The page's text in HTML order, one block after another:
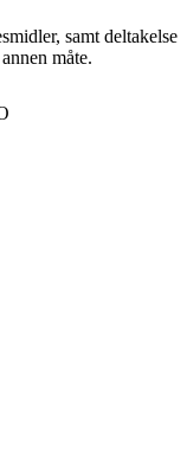
samt deltakelse
måte.